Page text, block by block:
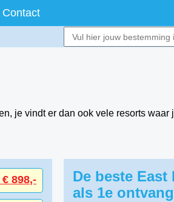
Contact
je vindt er dan ook vele resorts
€ 898,-
De beste
als 1e